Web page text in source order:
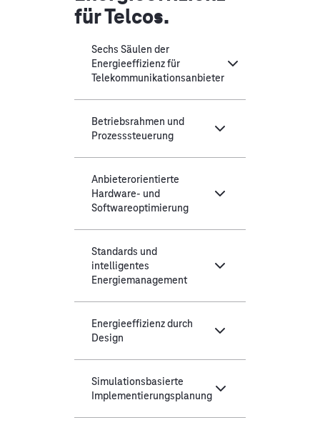
für Telcos.
Sechs Säulen der
Energieeffizienz für
Telekommunikationsanbieter
Betriebsrahmen und
Prozesssteuerung
Anbieterorientierte
Hardware- und
Softwareoptimierung
Standards und
intelligentes
Energiemanagement
Energieeffizienz durch
Design
Simulationsbasierte
Implementierungsplanung